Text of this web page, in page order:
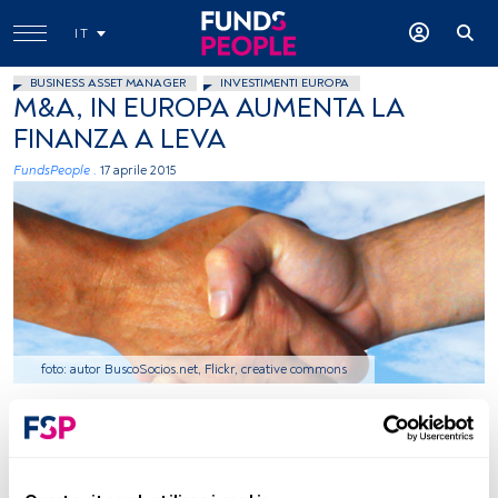
IT
BUSINESS ASSET MANAGER INVESTIMENTI EUROPA
M&A, IN EUROPA AUMENTA LA
FINANZA A LEVA
FundsPeople . 17 aprile 2015
foto: autor BuscoSocios.net, Flickr, creative commons